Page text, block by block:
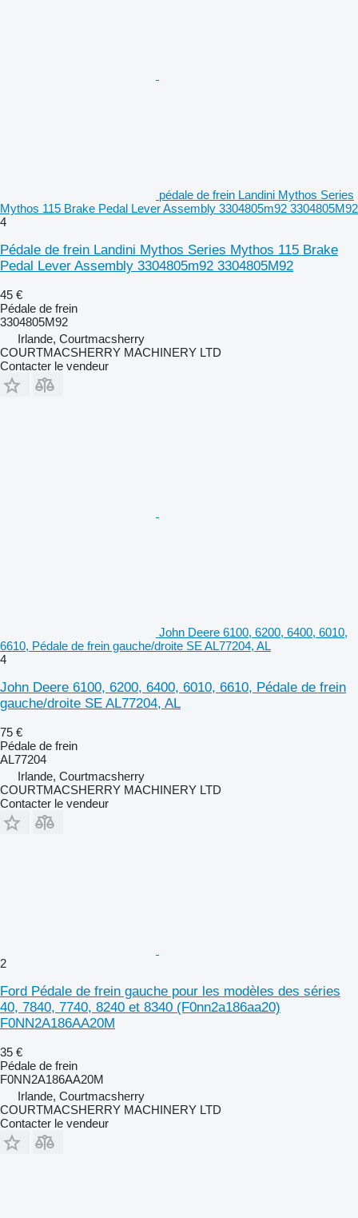
pédale de frein Landini Mythos Series
Mythos 115 Brake Pedal Lever Assembly 3304805m92 3304805M92
4
Pédale de frein Landini Mythos Series Mythos 115 Brake
Pedal Lever Assembly 3304805m92 3304805M92
45 €
Pédale de frein
3304805M92
Irlande, Courtmacsherry
COURTMACSHERRY MACHINERY LTD
Contacter le vendeur
John Deere 6100, 6200, 6400, 6010,
6610, Pédale de frein gauche/droite SE AL77204, AL
4
John Deere 6100, 6200, 6400, 6010, 6610, Pédale de frein
gauche/droite SE AL77204, AL
75 €
Pédale de frein
AL77204
Irlande, Courtmacsherry
COURTMACSHERRY MACHINERY LTD
Contacter le vendeur
2
Ford Pédale de frein gauche pour les modèles des séries
40, 7840, 7740, 8240 et 8340 (F0nn2a186aa20)
F0NN2A186AA20M
35 €
Pédale de frein
F0NN2A186AA20M
Irlande, Courtmacsherry
COURTMACSHERRY MACHINERY LTD
Contacter le vendeur